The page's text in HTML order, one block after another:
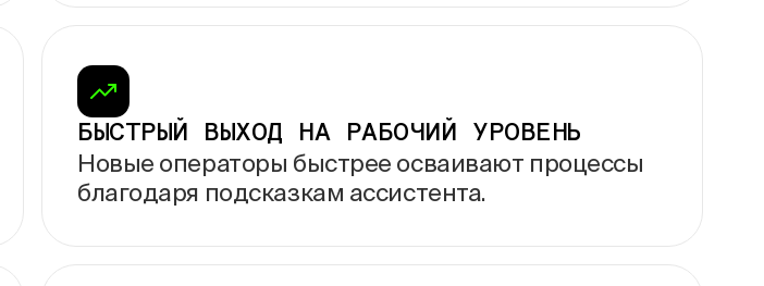
БЫСТРЫЙ ВЫХОД НА РАБОЧИЙ УРОВЕНЬ
Новые операторы быстрее осваивают процессы
благодаря подсказкам ассистента.